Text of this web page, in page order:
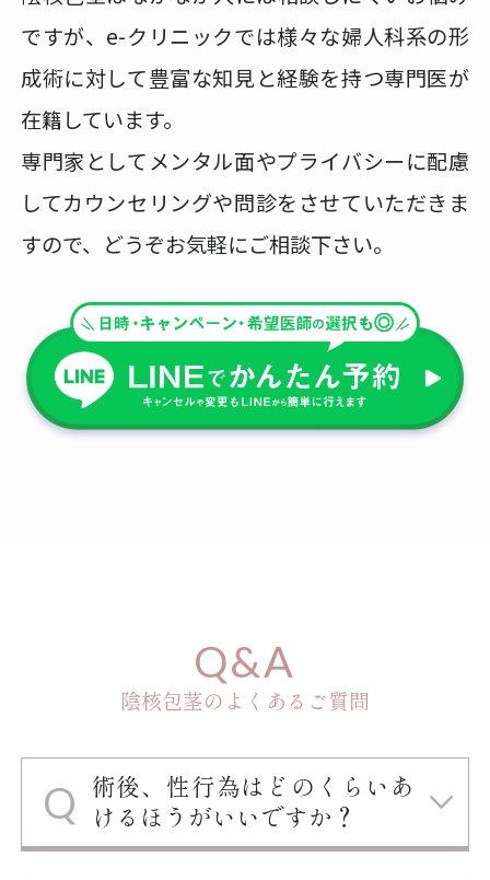
ですが、e-クリニックでは様々な婦人科系の形
成術に対して豊富な知見と経験を持つ専門医が
在籍しています。
専門家としてメンタル面やプライバシーに配慮
してカウンセリングや問診をさせていただきま
すので、どうぞお気軽にご相談下さい。
Q&A
陰核包茎のよくあるご質問
術後、性行為はどのくらいあ
けるほうがいいですか？